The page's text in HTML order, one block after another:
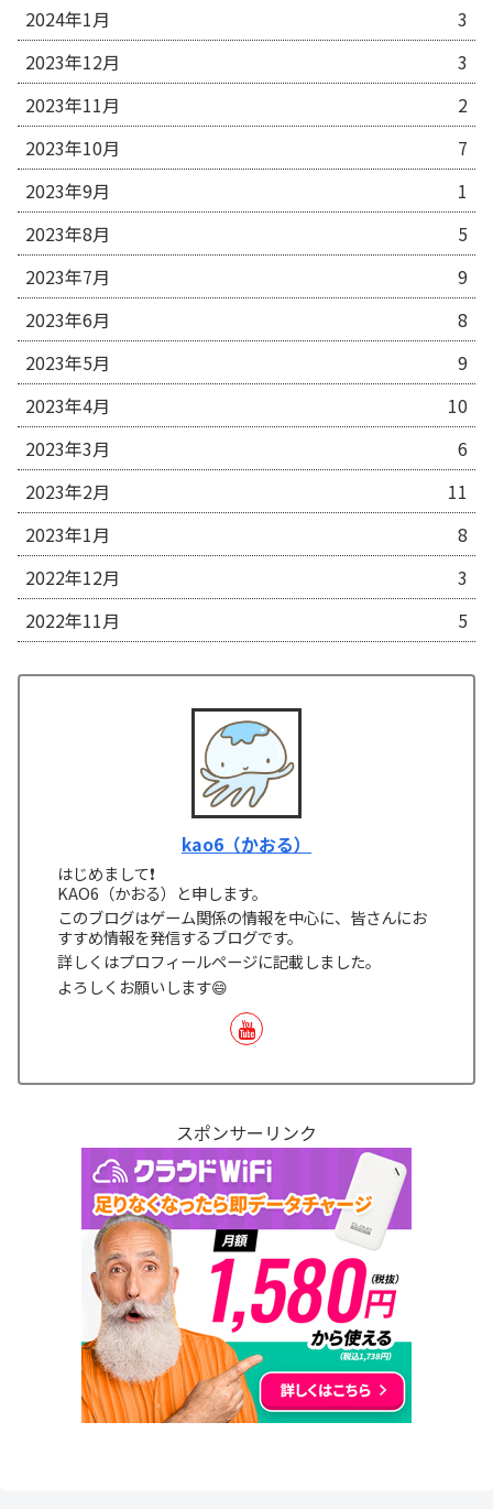
2024年1月
3
2023年12月
3
2023年11月
2
2023年10月
7
2023年9月
1
2023年8月
5
2023年7月
9
2023年6月
8
2023年5月
9
2023年4月
10
2023年3月
6
2023年2月
11
2023年1月
8
2022年12月
3
2022年11月
5
kao6（かおる）
はじめまして❗
KAO6（かおる）と申します。
このブログはゲーム関係の情報を中心に、皆さんにお
すすめ情報を発信するブログです。
詳しくはプロフィールページに記載しました。
よろしくお願いします😄
スポンサーリンク